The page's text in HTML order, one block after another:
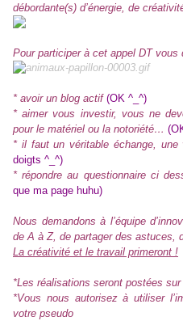
débordante(s) d’énergie, de
Pour participer à cet appel DT vous
* avoir un blog actif(OK ^_^)
* aimer vous investir, vous ne
pour le matériel ou la notoriété…
* il faut un véritable échange, une
doigts ^_^)
* répondre au questionnaire ci
que ma page huhu)
Nous demandons à l’équipe
de A à Z, de partager des astuces,
La créativité et le travail primeront !
*Les réalisations seront postées
*Vous nous autorisez à utiliser
votre pseudo